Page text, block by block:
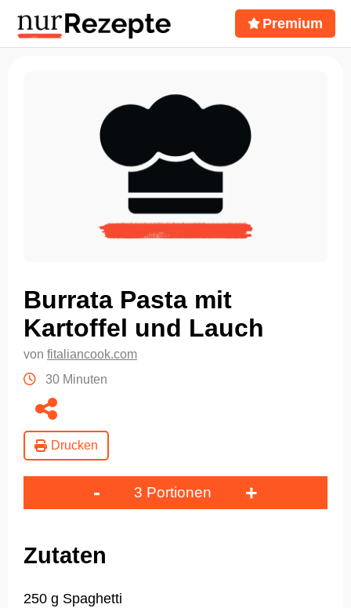
Premium
Burrata Pasta mit
Kartoffel und Lauch
von fitaliancook.com
30 Minuten
Drucken
- 3 Portionen +
Zutaten
250 g Spaghetti